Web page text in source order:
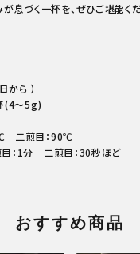
息づく一杯を、ぜひご堪能くだ
から ）
(4～5g)
二煎目：90℃
：1分 二煎目：30秒ほど
おすすめ商品